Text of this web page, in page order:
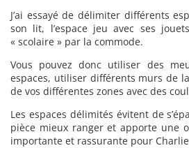
J’ai essayé de délimiter différents
son lit, l’espace jeu avec ses
« scolaire » par la commode.
Vous pouvez donc utiliser des
espaces, utiliser différents murs de
de vos différentes zones avec des
Les espaces délimités évitent de
pièce mieux ranger et apporte une
importante et rassurante pour